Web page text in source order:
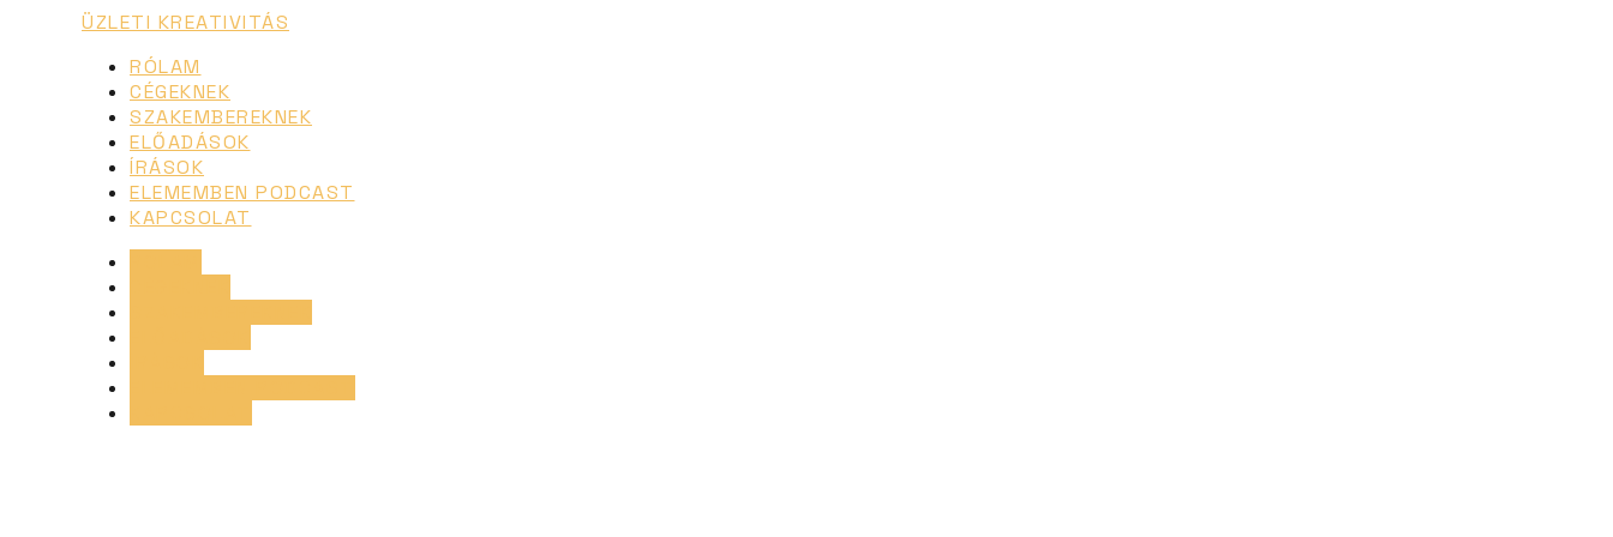
ÜZLETI KREATIVITÁS
RÓLAM
CÉGEKNEK
SZAKEMBEREKNEK
ELŐADÁSOK
ÍRÁSOK
ELEMEMBEN PODCAST
KAPCSOLAT